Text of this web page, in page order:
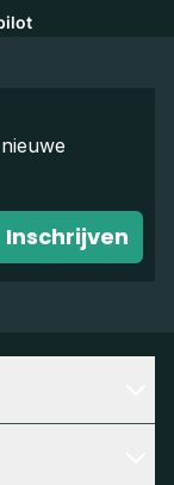
Inschrijven